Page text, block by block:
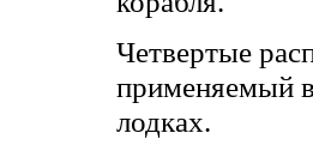
Четвертые
применяемый
лодках.